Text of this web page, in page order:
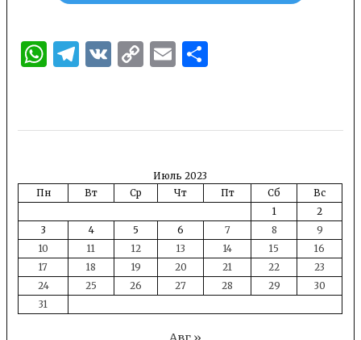
WhatsApp
Telegram
VKCopyEmail
Июль 2023
Пн
Вт Ср Чт Пт Сб
Вс
1
2
3
4 5 6 7 8
9
10
11 12 13 14 15
16
17
18 19 20 21 22
23
24
25 26 27 28 29
30
31